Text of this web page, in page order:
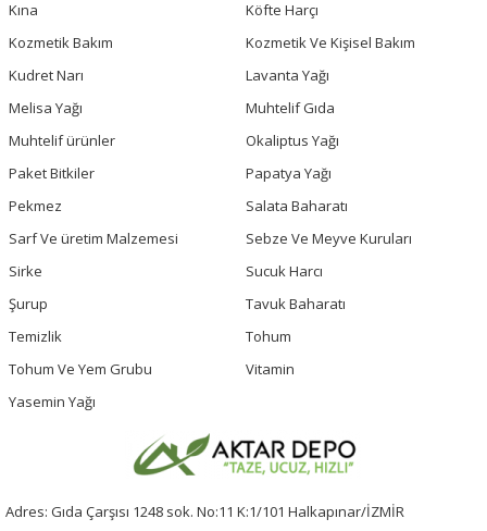
Kına
Köfte Harçı
Kozmetik Bakım
Kozmetik Ve Kişisel Bakım
Kudret Narı
Lavanta Yağı
Melisa Yağı
Muhtelif Gıda
Muhtelif ürünler
Okaliptus Yağı
Paket Bitkiler
Papatya Yağı
Pekmez
Salata Baharatı
Sarf Ve üretim Malzemesi
Sebze Ve Meyve Kuruları
Sirke
Sucuk Harcı
Şurup
Tavuk Baharatı
Temizlik
Tohum
Tohum Ve Yem Grubu
Vitamin
Yasemin Yağı
Adres: Gıda Çarşısı 1248 sok. No:11 K:1/101 Halkapınar/İZMİR